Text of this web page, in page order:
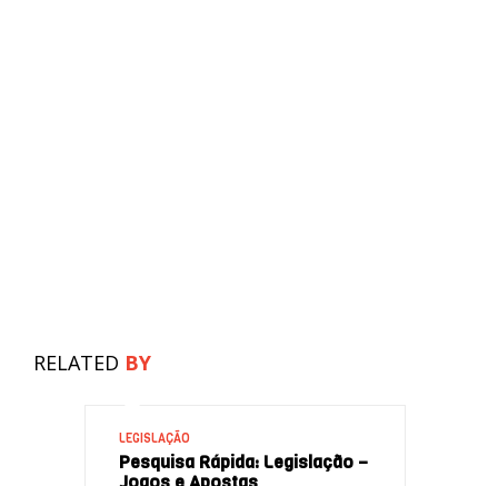
RELATED BY
LEGISLAÇÃO
Pesquisa Rápida: Legislação –